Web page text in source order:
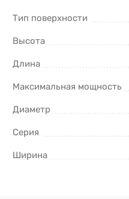
Тип поверхности
Высота
Длина
Максимальная мощность
Диаметр
Серия
Ширина